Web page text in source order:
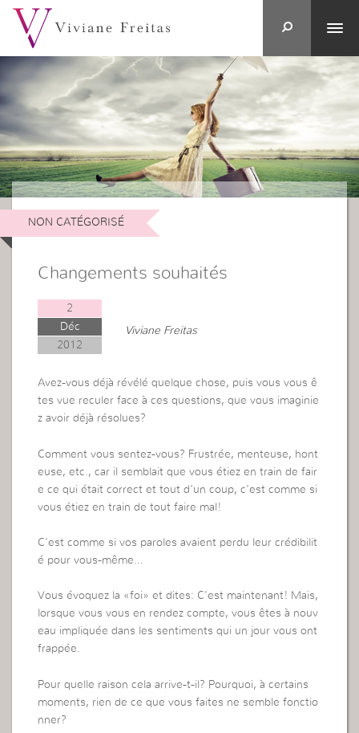
NON CATÉGORISÉ
Changements souhaités
2
Déc
2012
Viviane Freitas
Avez-vous déjà révélé quelque chose, puis vous vous ê
tes vue reculer face à ces questions, que vous imaginie
z avoir déjà résolues?
Comment vous sentez-vous? Frustrée, menteuse, hont
euse, etc., car il semblait que vous étiez en train de fair
e ce qui était correct et tout d’un coup, c’est comme si
vous étiez en train de tout faire mal!
C’est comme si vos paroles avaient perdu leur crédibilit
é pour vous-même…
Vous évoquez la «foi» et dites: C’est maintenant! Mais,
lorsque vous vous en rendez compte, vous êtes à nouv
eau impliquée dans les sentiments qui un jour vous ont
frappée.
Pour quelle raison cela arrive-t-il? Pourquoi, à certains
moments, rien de ce que vous faites ne semble fonctio
nner?